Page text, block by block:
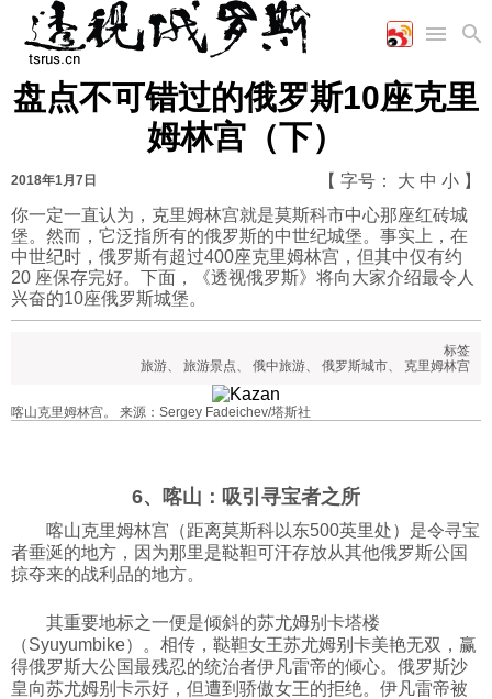
首页
国际
时政
军事
空军
陆军
军事合作
财经
工业
能源
农业
科技
文化
文艺
美食
娱乐
图片新闻
漫画
视频
图表
盘点不可错过的俄罗斯10座克里
姆林宫（下）
2018年1月7日 【 字号： 大 中 小 】
你一定一直认为，克里姆林宫就是莫斯科市中心那座红砖城
堡。然而，它泛指所有的俄罗斯的中世纪城堡。事实上，在
中世纪时，俄罗斯有超过400座克里姆林宫，但其中仅有约
20 座保存完好。下面，《透视俄罗斯》将向大家介绍最令人
兴奋的10座俄罗斯城堡。
标签
旅游、 旅游景点、 俄中旅游、 俄罗斯城市、 克里姆林宫
喀山克里姆林宫。 来源：Sergey Fadeichev/塔斯社
6、喀山：吸引寻宝者之所
喀山克里姆林宫（距离莫斯科以东500英里处）是令寻宝
者垂涎的地方，因为那里是鞑靼可汗存放从其他俄罗斯公国
掠夺来的战利品的地方。
其重要地标之一便是倾斜的苏尤姆别卡塔楼
（Syuyumbike）。相传，鞑靼女王苏尤姆别卡美艳无双，赢
得俄罗斯大公国最残忍的统治者伊凡雷帝的倾心。俄罗斯沙
皇向苏尤姆别卡示好，但遭到骄傲女王的拒绝。伊凡雷帝被